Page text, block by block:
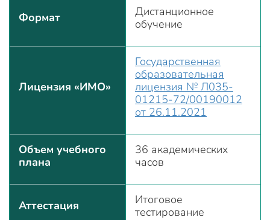
Формат
Дистанционное
обучение
Лицензия «ИМО»
Государственная
образовательная
лицензия № Л035-
01215-72/00190012
от 26.11.2021
Объем учебного
плана
36 академических
часов
Аттестация
Итоговое
тестирование